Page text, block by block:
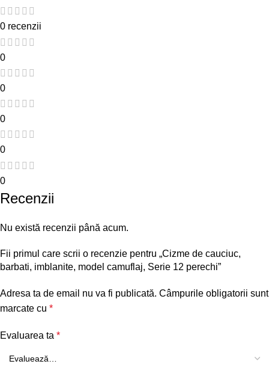
0 recenzii
0
0
0
0
0
Recenzii
Nu există recenzii până acum.
Fii primul care scrii o recenzie pentru „Cizme de cauciuc,
barbati, imblanite, model camuflaj, Serie 12 perechi”
Adresa ta de email nu va fi publicată. Câmpurile obligatorii sunt
marcate cu *
Evaluarea ta *